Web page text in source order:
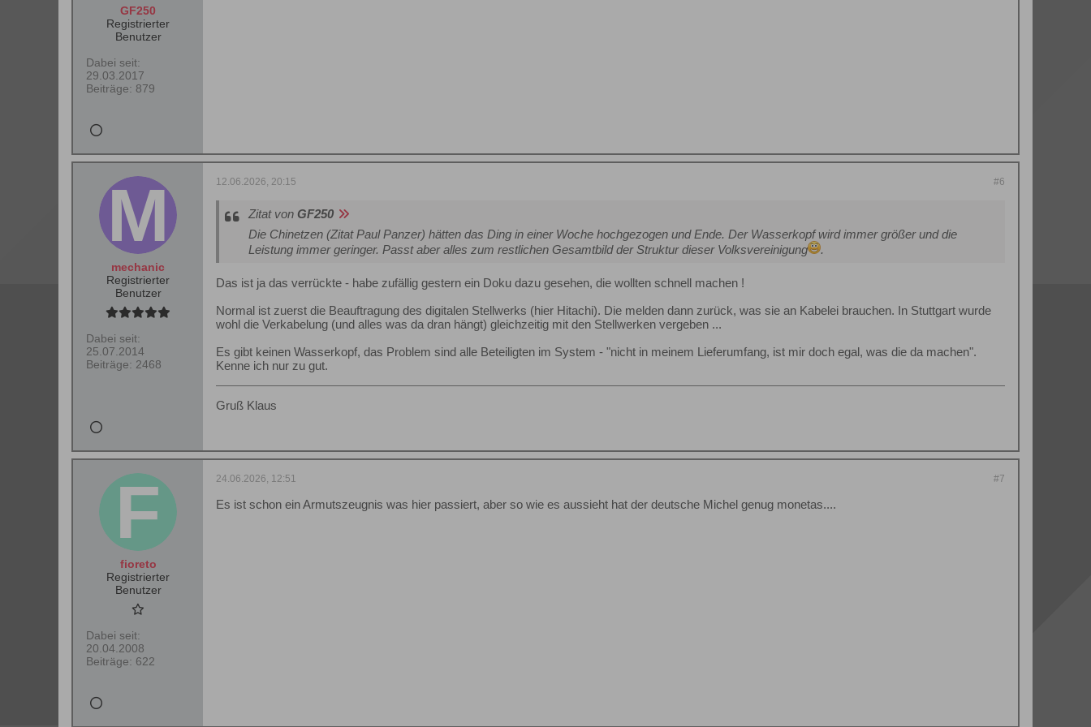
GF250
Registrierter
Benutzer
Dabei seit:
29.03.2017
Beiträge: 879
mechanic
Registrierter
Benutzer
Dabei seit:
25.07.2014
Beiträge: 2468
#6
12.06.2026, 20:15
Zitat von GF250
Die Chinetzen (Zitat Paul Panzer) hätten das Ding in einer Woche hochgezogen und Ende. Der Wasserkopf wird immer größer und die
Leistung immer geringer. Passt aber alles zum restlichen Gesamtbild der Struktur dieser Volksvereinigung
.
Das ist ja das verrückte - habe zufällig gestern ein Doku dazu gesehen, die wollten schnell machen !
Normal ist zuerst die Beauftragung des digitalen Stellwerks (hier Hitachi). Die melden dann zurück, was sie an Kabelei brauchen. In Stuttgart wurde
wohl die Verkabelung (und alles was da dran hängt) gleichzeitig mit den Stellwerken vergeben ...
Es gibt keinen Wasserkopf, das Problem sind alle Beteiligten im System - "nicht in meinem Lieferumfang, ist mir doch egal, was die da machen".
Kenne ich nur zu gut.
Gruß Klaus
fioreto
Registrierter
Benutzer
Dabei seit:
20.04.2008
Beiträge: 622
#7
24.06.2026, 12:51
Es ist schon ein Armutszeugnis was hier passiert, aber so wie es aussieht hat der deutsche Michel genug monetas....